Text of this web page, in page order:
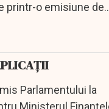
printr-o emisiune de
Parlamentului la
Ministerul